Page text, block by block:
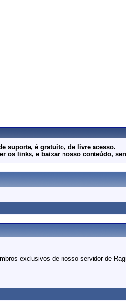
suporte, é gratuito, de livre acesso.
os links, e baixar nosso conteúdo,
exclusivos de nosso servidor de